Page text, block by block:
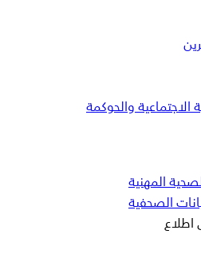
الاجتماعية والحوكمة
المهنية
الصحفية